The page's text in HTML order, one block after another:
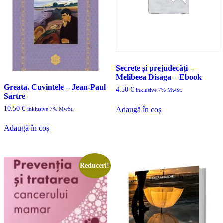
Greata. Cuvintele – Jean-Paul
Sartre
10.50 € inklusive 7% MwSt.
Adaugă în coș
Secrete și prejudecăți –
Melibeea Disaga – Ebook
4.50 € inklusive 7% MwSt.
Adaugă în coș
Reduceri!